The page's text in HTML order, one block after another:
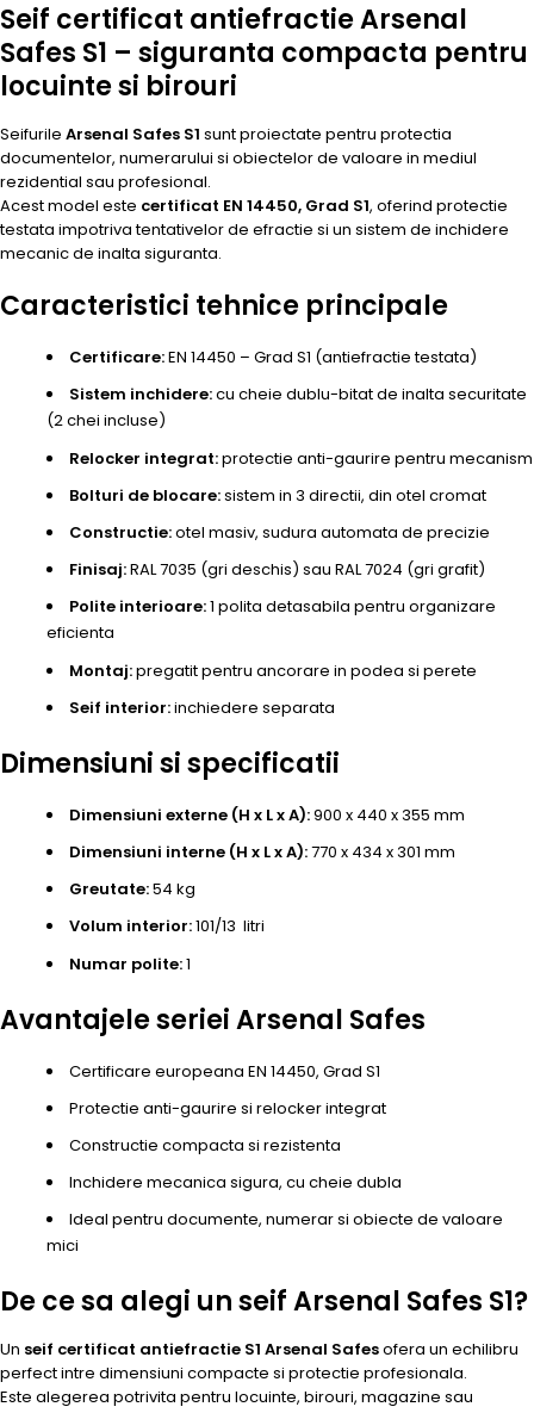
Seif certificat antiefractie Arsenal
Safes S1 – siguranta compacta pentru
locuinte si birouri
Seifurile Arsenal Safes S1 sunt proiectate pentru protectia
documentelor, numerarului si obiectelor de valoare in mediul
rezidential sau profesional.
Acest model este certificat EN 14450, Grad S1, oferind protectie
testata impotriva tentativelor de efractie si un sistem de inchidere
mecanic de inalta siguranta.
Caracteristici tehnice principale
Certificare:EN 14450 – Grad S1 (antiefractie testata)
Sistem inchidere:cu cheie dublu-bitat de inalta securitate
(2 chei incluse)
Relocker integrat:protectie anti-gaurire pentru mecanism
Bolturi de blocare:sistem in 3 directii, din otel cromat
Constructie:otel masiv, sudura automata de precizie
Finisaj:RAL 7035 (gri deschis) sau RAL 7024 (gri grafit)
Polite interioare:1 polita detasabila pentru organizare
eficienta
Montaj:pregatit pentru ancorare in podea si perete
Seif interior:inchiedere separata
Dimensiuni si specificatii
Dimensiuni externe (H x L x A):900 x 440 x 355 mm
Dimensiuni interne (H x L x A):770 x 434 x 301 mm
Greutate:54 kg
Volum interior:101/13 litri
Numar polite:1
Avantajele seriei Arsenal Safes
Certificare europeana EN 14450, Grad S1
Protectie anti-gaurire si relocker integrat
Constructie compacta si rezistenta
Inchidere mecanica sigura, cu cheie dubla
Ideal pentru documente, numerar si obiecte de valoare
mici
De ce sa alegi un seif Arsenal Safes S1?
Un seif certificat antiefractie S1 Arsenal Safesofera un echilibru
perfect intre dimensiuni compacte si protectie profesionala.
Este alegerea potrivita pentru locuinte, birouri, magazine sau